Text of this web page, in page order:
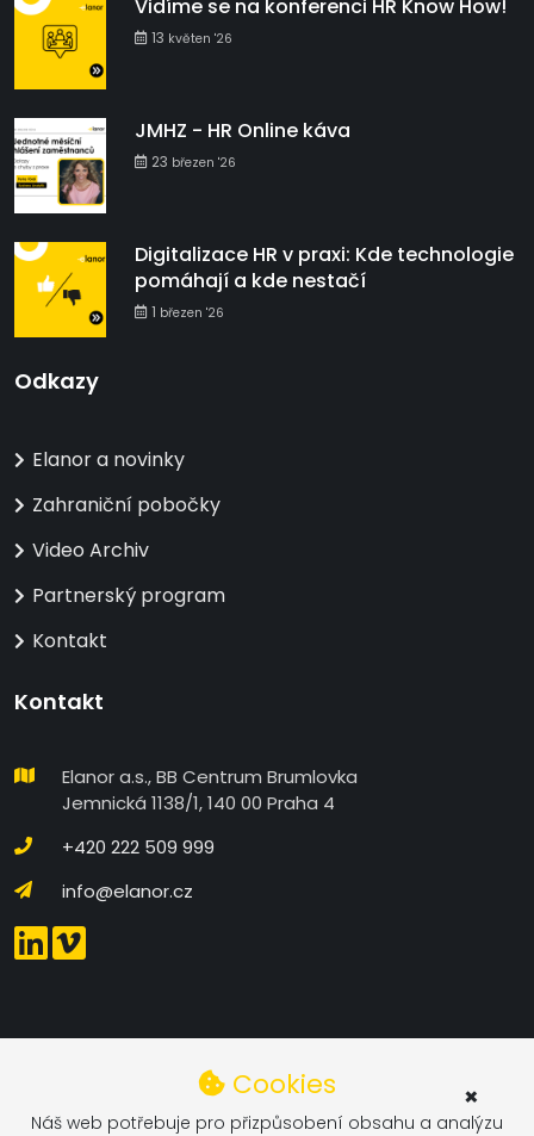
DETAILNÍ NASTAVENÍ COOKIES
Technické
Cookies
Náš web potřebuje pro přizpůsobení obsahu a analýzu
×
Vidíme se na konferenci HR Know How!
13 květen '26
JMHZ - HR Online káva
23 březen '26
Digitalizace HR v praxi: Kde technologie
pomáhají a kde nestačí
1 březen '26
Odkazy
Elanor a novinky
Zahraniční pobočky
Video Archiv
Partnerský program
Kontakt
Kontakt
Elanor a.s., BB Centrum Brumlovka
Jemnická 1138/1, 140 00 Praha 4
+420 222 509 999
info@elanor.cz